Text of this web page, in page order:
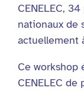
CENELEC,
nationaux de
actuellement
Ce workshop
CENELEC